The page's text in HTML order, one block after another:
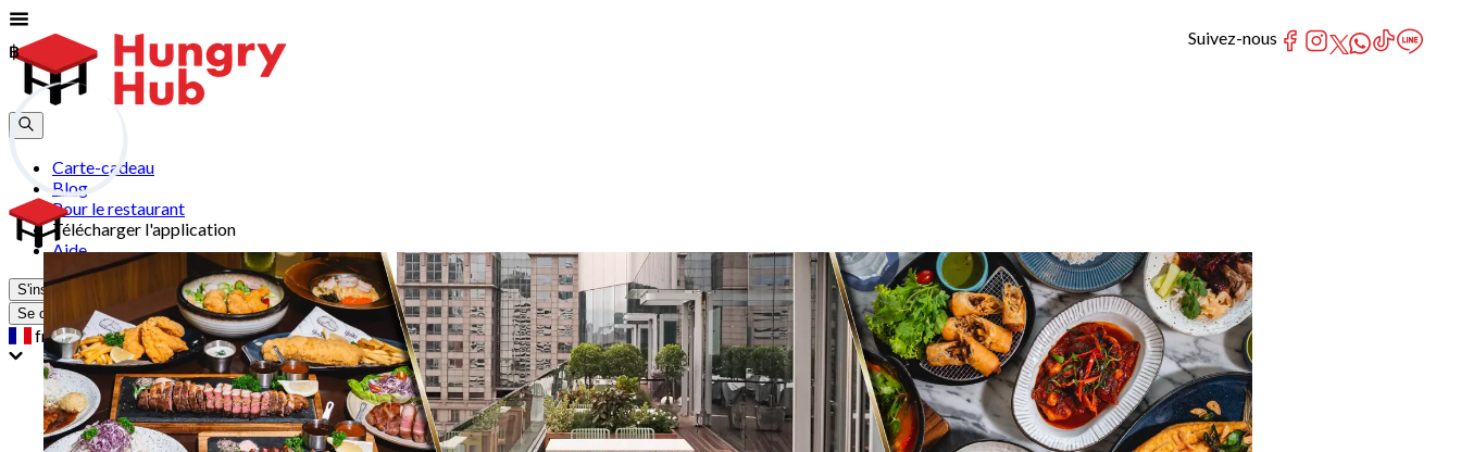
Carte-cadeau
Blog
Pour le restaurant
Télécharger l'application
Aide
S'inscrire
Se connecter
fr
฿
฿
Suivez-nous